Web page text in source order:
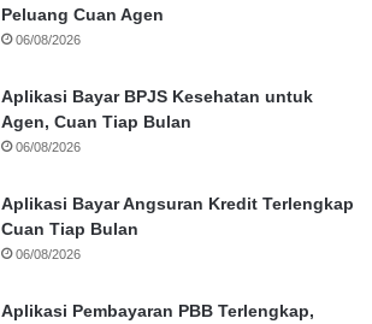
Peluang Cuan Agen
06/08/2026
Aplikasi Bayar BPJS Kesehatan untuk
Agen, Cuan Tiap Bulan
06/08/2026
Aplikasi Bayar Angsuran Kredit Terlengkap
Cuan Tiap Bulan
06/08/2026
Aplikasi Pembayaran PBB Terlengkap,